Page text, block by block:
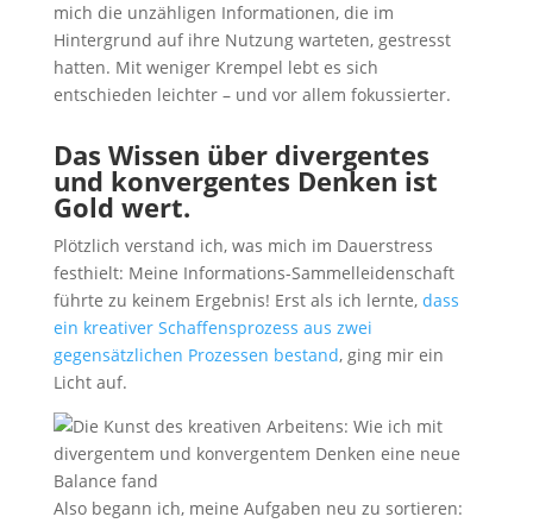
mich die unzähligen Informationen, die im
Hintergrund auf ihre Nutzung warteten, gestresst
hatten. Mit weniger Krempel lebt es sich
entschieden leichter – und vor allem fokussierter.
Das Wissen über divergentes
und konvergentes Denken ist
Gold wert.
Plötzlich verstand ich, was mich im Dauerstress
festhielt: Meine Informations-Sammelleidenschaft
führte zu keinem Ergebnis! Erst als ich lernte, dass
ein kreativer Schaffensprozess aus zwei
gegensätzlichen Prozessen bestand, ging mir ein
Licht auf.
Also begann ich, meine Aufgaben neu zu sortieren: